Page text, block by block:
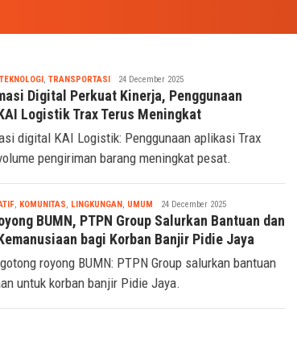
TEKNOLOGI, TRANSPORTASITsaqif
Ridwan
24 December 2025
Digital Perkuat Kinerja, Penggunaan
Logistik Trax Terus Meningkat
digital KAI Logistik: Penggunaan aplikasi Trax
pengiriman barang meningkat pesat.
, KOMUNITAS, LINGKUNGAN, UMUM Tsaqif
Ridwan
24 December 2025
BUMN, PTPN Group Salurkan Bantuan dan
bagi Korban Banjir Pidie Jaya
royong BUMN: PTPN Group salurkan bantuan
untuk korban banjir Pidie Jaya.